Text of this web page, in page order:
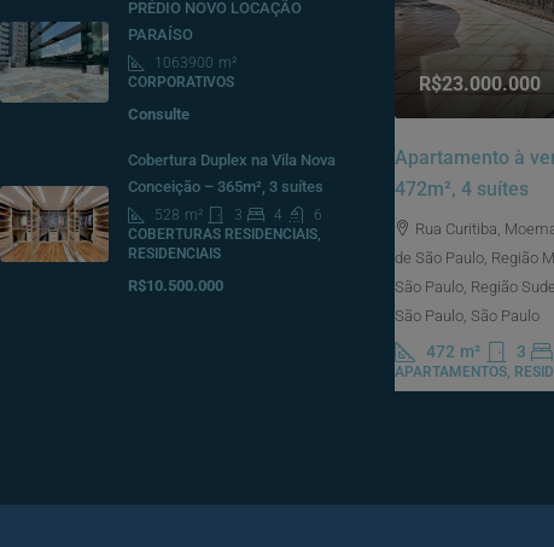
PRÉDIO NOVO LOCAÇÃO
PARAÍSO
1063900 m²
CORPORATIVOS
Consulte
Cobertura Duplex na Vila Nova
Conceição – 365m², 3 suítes
528 m² 3 4
6
COBERTURAS RESIDENCIAIS,
RESIDENCIAIS
R$10.500.000
R$23.000.000
Apartamento à
472m², 4 suítes
Rua Curitiba,
de São Paulo, Região
São Paulo, Região
São Paulo, São Paulo
472 m² 3
APARTAMENTOS,